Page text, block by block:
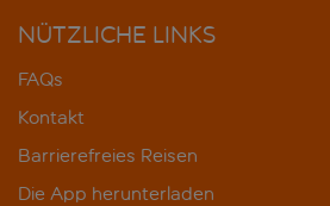
NÜTZLICHE LINKS
FAQs
Kontakt
Barrierefreies Reisen
Die App herunterladen